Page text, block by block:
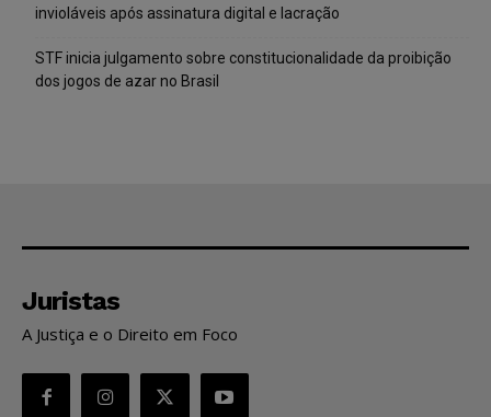
invioláveis após assinatura digital e lacração
STF inicia julgamento sobre constitucionalidade da proibição
dos jogos de azar no Brasil
Juristas
A Justiça e o Direito em Foco